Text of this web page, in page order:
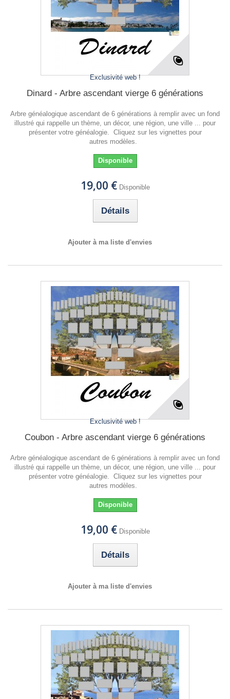
Exclusivité web !
Dinard - Arbre ascendant vierge 6 générations
Arbre généalogique ascendant de 6 générations à remplir avec un fond
illustré qui rappelle un thème, un décor, une région, une ville ... pour
présenter votre généalogie. Cliquez sur les vignettes pour
autres modèles.
Disponible
19,00 € Disponible
Détails
Ajouter à ma liste d'envies
Exclusivité web !
Coubon - Arbre ascendant vierge 6 générations
Arbre généalogique ascendant de 6 générations à remplir avec un fond
illustré qui rappelle un thème, un décor, une région, une ville ... pour
présenter votre généalogie. Cliquez sur les vignettes pour
autres modèles.
Disponible
19,00 € Disponible
Détails
Ajouter à ma liste d'envies